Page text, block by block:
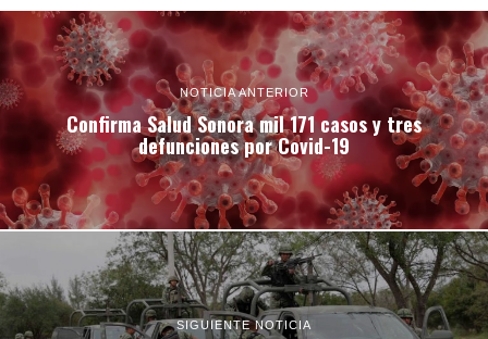
NOTICIA ANTERIOR
Confirma Salud Sonora mil 171 casos y tres
defunciones por Covid-19
SIGUIENTE NOTICIA